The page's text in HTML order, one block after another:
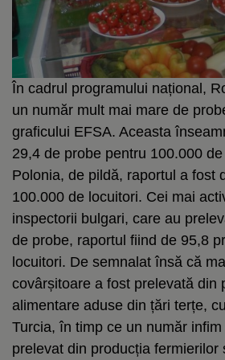
În cadrul programului național,
un număr mult mai mare de
graficului EFSA. Aceasta
29,4 de probe pentru 100.000
Polonia, de pildă, raportul a fost
100.000 de locuitori. Cei mai
inspectorii bulgari, care au
de probe, raportul fiind de 95,8
locuitori. De semnalat însă că
covârșitoare a fost prelevată din
alimentare aduse din țări terțe,
Turcia, în timp ce un număr
prelevat din producția fermierilor